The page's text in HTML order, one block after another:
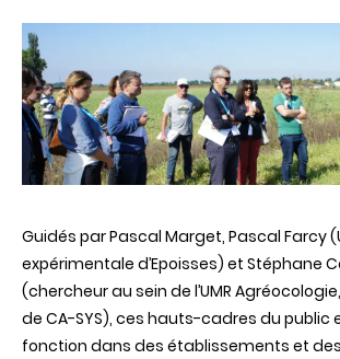
Guidés par Pascal Marget, Pascal Farcy
expérimentale d’Epoisses) et Stéphane
(chercheur au sein de l’UMR
de CA-SYS), ces hauts-cadres du public
fonction dans des établissements et